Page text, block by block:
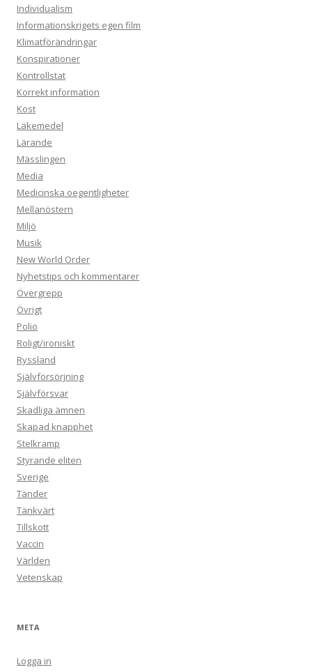
Individualism
Informationskrigets egen film
Klimatförändringar
Konspirationer
Kontrollstat
Korrekt information
Kost
Läkemedel
Lärande
Mässlingen
Media
Medicinska oegentligheter
Mellanöstern
Miljö
Musik
New World Order
Nyhetstips och kommentarer
Övergrepp
Övrigt
Polio
Roligt/ironiskt
Ryssland
Självförsörjning
Självförsvar
Skadliga ämnen
Skapad knapphet
Stelkramp
Styrande eliten
Sverige
Tänder
Tänkvärt
Tillskott
Vaccin
Världen
Vetenskap
META
Logga in